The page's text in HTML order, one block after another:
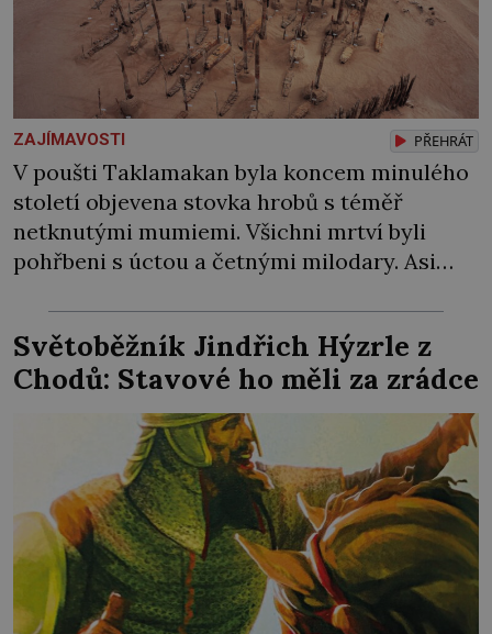
ZAJÍMAVOSTI PŘEHRÁT
V poušti Taklamakan byla koncem minulého
století objevena stovka hrobů s téměř
netknutými mumiemi. Všichni mrtví byli
pohřbeni s úctou a četnými milodary. Asi
chlapečka s modrou filcovou čapkou, z níž se
draly blonďaté vlásky. Fakt, že jsou těla
dávných lidí nesmírně dobře zachovalá,
přičítají odborníci zdejším klimatickým
podmínkám. Sucho, prosolené písky a
extrémně […]
Světoběžník Jindřich Hýzrle z
Chodů: Stavové ho měli za zrádce